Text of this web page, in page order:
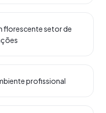
florescente setor de
profissional